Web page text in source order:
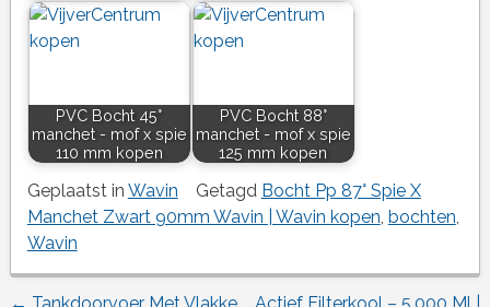
PVC Bocht 45°
manchet - mof x spie
110 mm kopen
PVC Bocht 88°
manchet - mof x spie
125 mm kopen
Geplaatst in Wavin Getagd Bocht Pp 87° Spie X
Manchet Zwart 90mm Wavin | Wavin kopen bochten
Wavin